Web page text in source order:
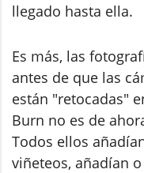
llegado hasta ella.
Es más, las
antes de que las
están "retocadas"
Burn no es de
Todos ellos
viñeteos, añadían